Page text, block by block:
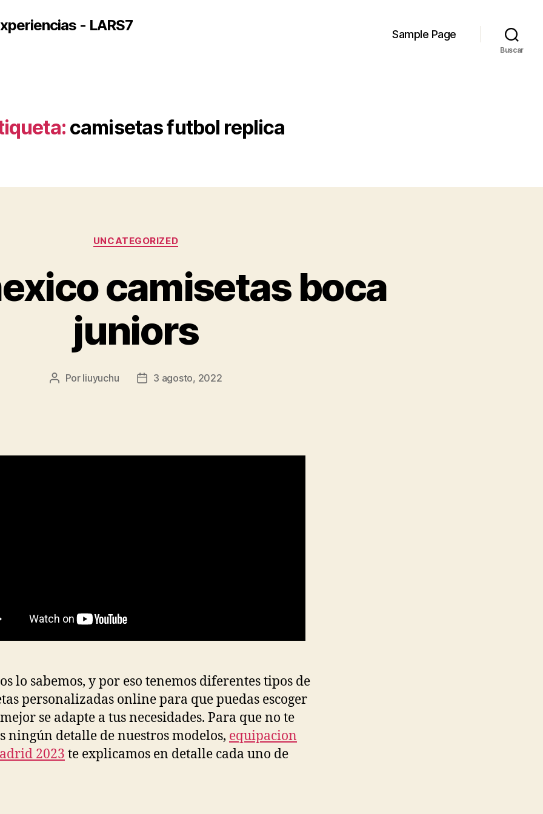
- LARS7
Sample Page
Buscar
camisetas futbol replica
Categorías
UNCATEGORIZED
camisetas boca
juniors
Autor
Por liuyuchu
Fecha3 agosto, 2022
lo sabemos, y por eso tenemos diferentes tipos de
personalizadas online para que puedas escoger
se adapte a tus necesidades. Para que no te
ningún detalle de nuestros modelos, equipacion
2023 te explicamos en detalle cada uno de